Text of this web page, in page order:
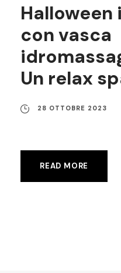
Halloween
con vasca
Un relax
28 OTTOBRE 2023
READ MORE